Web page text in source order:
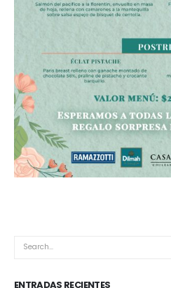
ENTRADAS RECIENTES